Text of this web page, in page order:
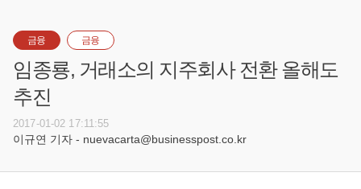
금융 금융
임종룡, 거래소의 지주회사 전환 올해도
추진
2017-01-02 17:11:55
이규연 기자 - nuevacarta@businesspost.co.kr